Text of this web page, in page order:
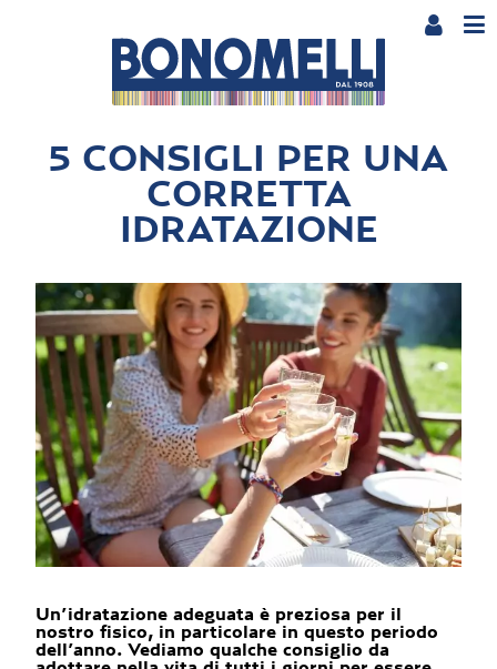
5 CONSIGLI PER UNA
CORRETTA
IDRATAZIONE
Un’idratazione adeguata è preziosa per il
nostro fisico, in particolare in questo periodo
dell’anno. Vediamo qualche consiglio da